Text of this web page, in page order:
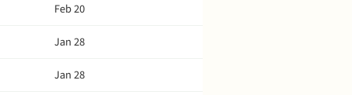
Feb 20
Jan 28
Jan 28